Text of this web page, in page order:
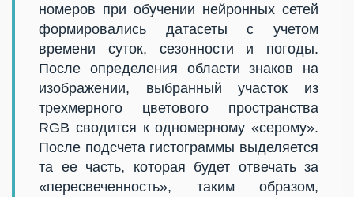
номеров при обучении нейронных сетей
формировались датасеты с учетом
времени суток, сезонности и погоды.
После определения области знаков на
изображении, выбранный участок из
трехмерного цветового пространства
RGB сводится к одномерному «серому».
После подсчета гистограммы выделяется
та ее часть, которая будет отвечать за
«пересвеченность», таким образом,